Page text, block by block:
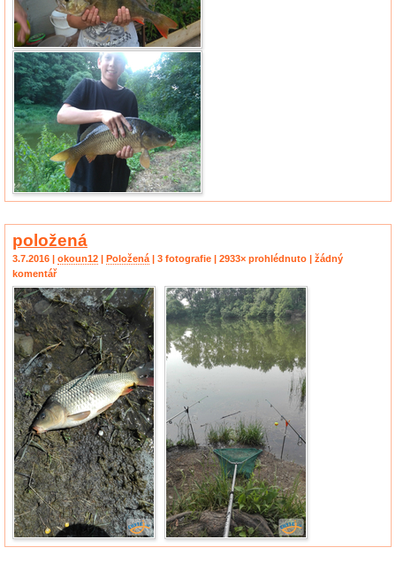
položená
3.7.2016 | okoun12 | Položená | 3 fotografie | 2933× prohlédnuto | žádný
komentář